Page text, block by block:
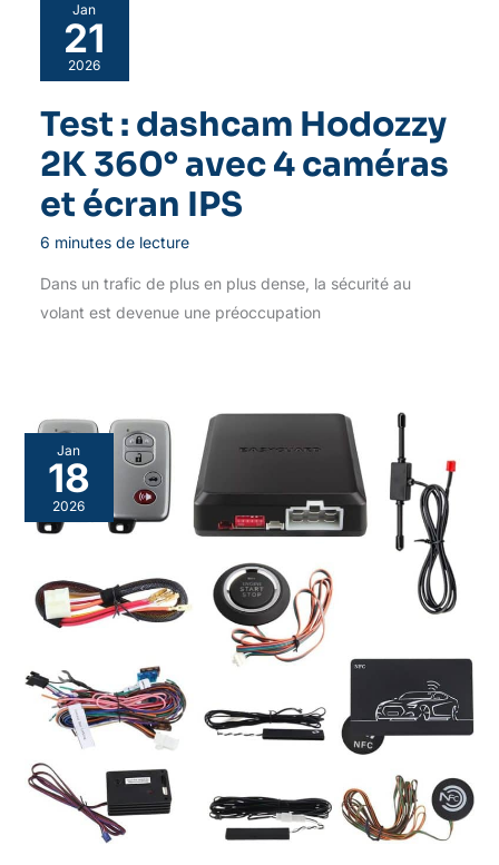
Jan
21
2026
Test : dashcam Hodozzy
2K 360° avec 4 caméras
et écran IPS
6 minutes de lecture
Dans un trafic de plus en plus dense, la sécurité au
volant est devenue une préoccupation
Jan
18
2026